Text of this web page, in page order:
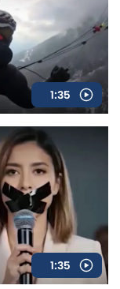
1:35
1:35